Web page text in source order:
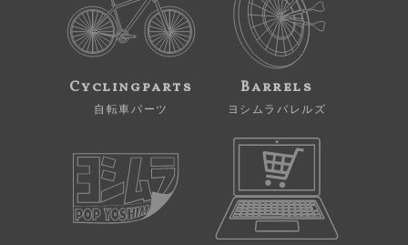
Cyclingparts
自転車パーツ
Barrels
ヨシムラバレルズ